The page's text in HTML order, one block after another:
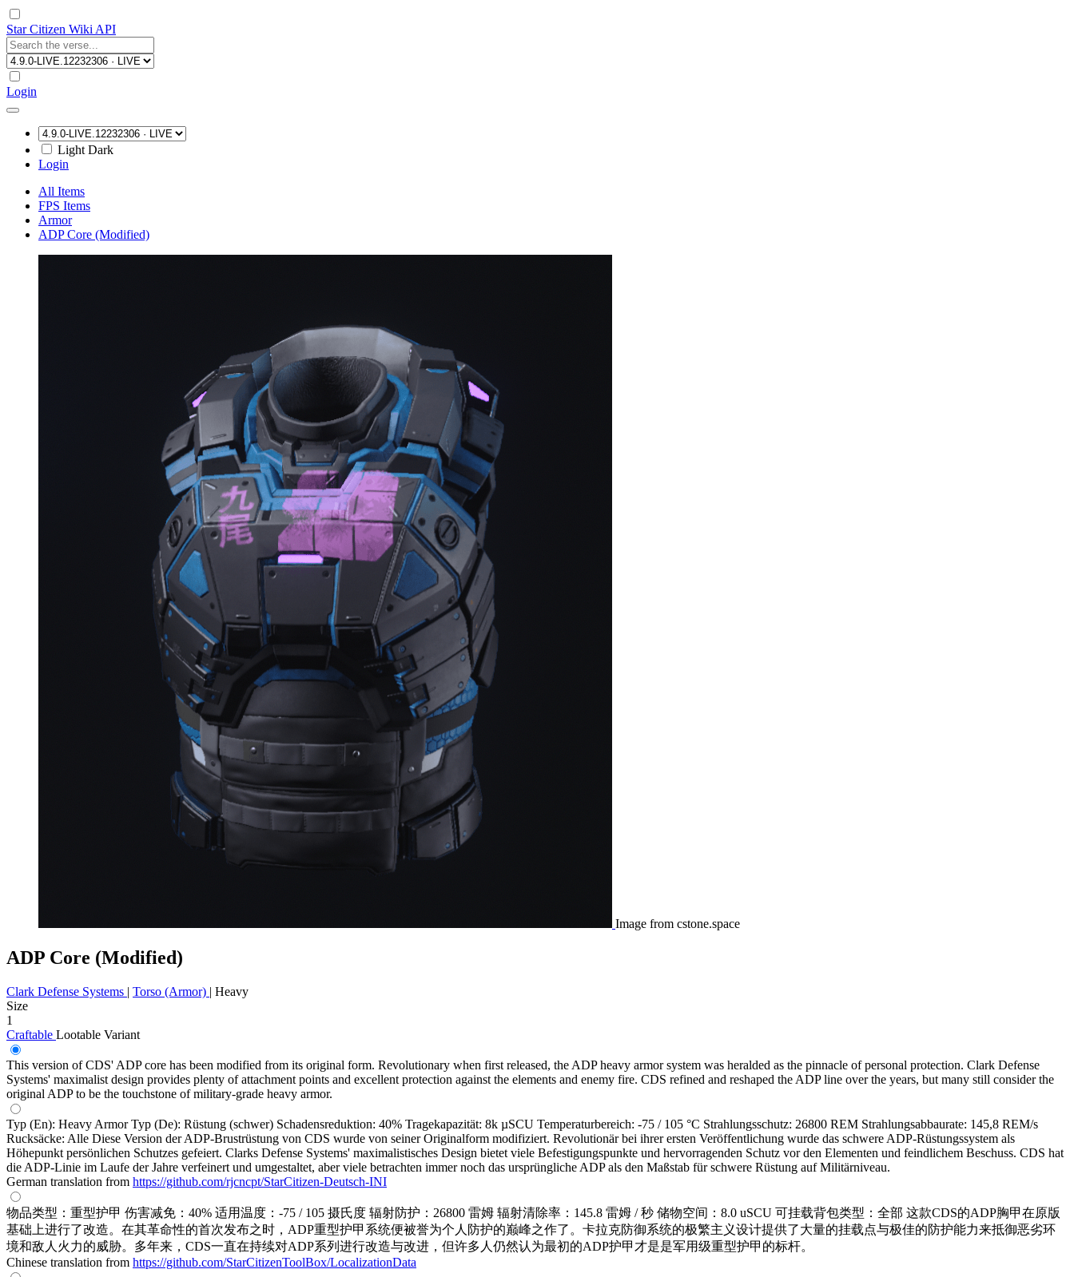
Star Citizen Wiki API
Login
Light Dark
Login
All Items
FPS Items
Armor
ADP Core (Modified)
Image from cstone.space
ADP Core (Modified)
Clark Defense Systems | Torso (Armor) | Heavy
Size
1
Craftable Lootable Variant
This version of CDS' ADP core has been modified from its original form. Revolutionary when first released, the ADP heavy armor system was heralded as the pinnacle of personal protection. Clark Defense
Systems' maximalist design provides plenty of attachment points and excellent protection against the elements and enemy fire. CDS refined and reshaped the ADP line over the years, but many still consider the
original ADP to be the touchstone of military-grade heavy armor.
Typ (En): Heavy Armor Typ (De): Rüstung (schwer) Schadensreduktion: 40% Tragekapazität: 8k µSCU Temperaturbereich: -75 / 105 °C Strahlungsschutz: 26800 REM Strahlungsabbaurate: 145,8 REM/s
Rucksäcke: Alle Diese Version der ADP-Brustrüstung von CDS wurde von seiner Originalform modifiziert. Revolutionär bei ihrer ersten Veröffentlichung wurde das schwere ADP-Rüstungssystem als
Höhepunkt persönlichen Schutzes gefeiert. Clarks Defense Systems' maximalistisches Design bietet viele Befestigungspunkte und hervorragenden Schutz vor den Elementen und feindlichem Beschuss. CDS hat
die ADP-Linie im Laufe der Jahre verfeinert und umgestaltet, aber viele betrachten immer noch das ursprüngliche ADP als den Maßstab für schwere Rüstung auf Militärniveau.
German translation from https://github.com/rjcncpt/StarCitizen-Deutsch-INI
物品类型：重型护甲 伤害减免：40% 适用温度：-75 / 105 摄氏度 辐射防护：26800 雷姆 辐射清除率：145.8 雷姆 / 秒 储物空间：8.0 uSCU 可挂载背包类型：全部 这款CDS的ADP胸甲在原版
基础上进行了改造。在其革命性的首次发布之时，ADP重型护甲系统便被誉为个人防护的巅峰之作了。卡拉克防御系统的极繁主义设计提供了大量的挂载点与极佳的防护能力来抵御恶劣环
境和敌人火力的威胁。多年来，CDS一直在持续对ADP系列进行改造与改进，但许多人仍然认为最初的ADP护甲才是是军用级重型护甲的标杆。
Chinese translation from https://github.com/StarCitizenToolBox/LocalizationData